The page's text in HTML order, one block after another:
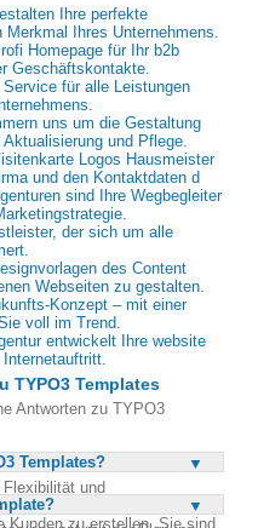
Ihre perfekte
Merkmal Ihres Unternehmens.
Homepage für Ihr b2b
Geschäftskontakte.
für alle Leistungen
uns um die Gestaltung
Aktualisierung und Pflege.
Logos Hausmeister
und den Kontaktdaten d
sind Ihre Wegbegleiter
der sich um alle
des Content
Webseiten zu gestalten.
Konzept – mit einer
voll im Trend.
entwickelt Ihre website
TYPO3 Templates
Antworten zu TYPO3
Templates?
und
ermöglicht,
Kunden zu erstellen. Sie sind